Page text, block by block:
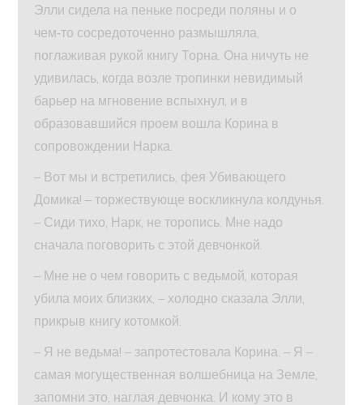
Элли сидела на пеньке посреди поляны и о
чем‑то сосредоточенно размышляла,
поглаживая рукой книгу Торна. Она ничуть не
удивилась, когда возле тропинки невидимый
барьер на мгновение вспыхнул, и в
образовавшийся проем вошла Корина в
сопровождении Нарка.
– Вот мы и встретились, фея Убивающего
Домика! – торжествующе воскликнула колдунья.
– Сиди тихо, Нарк, не торопись. Мне надо
сначала поговорить с этой девчонкой.
– Мне не о чем говорить с ведьмой, которая
убила моих близких, – холодно сказала Элли,
прикрыв книгу котомкой.
– Я не ведьма! – запротестовала Корина. – Я –
самая могущественная волшебница на Земле,
запомни это, наглая девчонка. И кому это в